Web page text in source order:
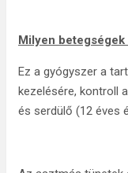
Milyen
Ez a gyógyszer a
kezelésére, kontroll
és serdülő (12 éves